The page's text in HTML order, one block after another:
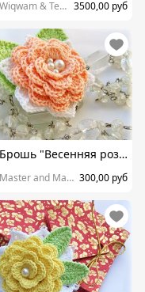
Wiqwam & Tepee 3500,00 руб
Брошь "Весенняя роза"
Master and Margarita 300,00 руб